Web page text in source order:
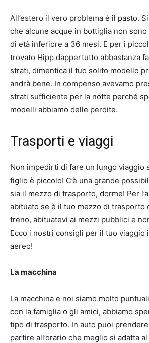
All’estero il vero problema è il pasto.
che alcune acque in bottiglia non sono
di età inferiore a 36 mesi. E per i
trovato Hipp dappertutto abbastanza
strati, dimentica il tuo solito modello
andrà bene. In compenso avevamo
strati sufficiente per la notte perché
modelli abbiamo delle perdite.
Trasporti e viaggi
Non impedirti di fare un lungo viaggio
figlio è piccolo! C’è una grande
sia il mezzo di trasporto, dorme! Per
abituato se è il tuo mezzo di trasporto
treno, abituatevi ai mezzi pubblici e
Ecco i nostri consigli per il tuo viaggio
aereo!
La macchina
La macchina e noi siamo molto
con la famiglia o gli amici, abbiamo
tipo di trasporto. In auto puoi
partire all’orario che meglio si adatta